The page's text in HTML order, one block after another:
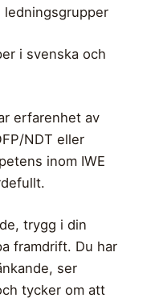
ledningsgrupper
i svenska och
erfarenhet av
NDT eller
inom IWE
trygg i din
framdrift. Du har
ser
tycker om att